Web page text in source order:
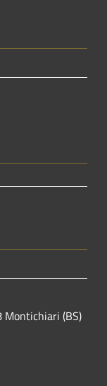
Montichiari (BS)